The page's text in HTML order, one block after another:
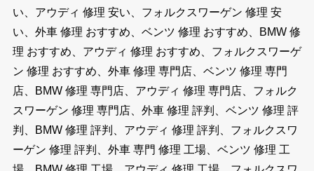
い、アウディ 修理 安い、フォルクスワーゲン 修理 安
い、外車 修理 おすすめ、ベンツ 修理 おすすめ、BMW 修
理 おすすめ、アウディ 修理 おすすめ、フォルクスワーゲ
ン 修理 おすすめ、外車 修理 専門店、ベンツ 修理 専門
店、BMW 修理 専門店、アウディ 修理 専門店、フォルク
スワーゲン 修理 専門店、外車 修理 評判、ベンツ 修理 評
判、BMW 修理 評判、アウディ 修理 評判、フォルクスワ
ーゲン 修理 評判、外車 専門 修理 工場、ベンツ 修理 工